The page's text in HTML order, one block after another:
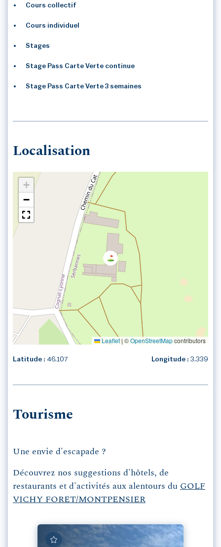
Cours collectif
Cours individuel
Stages
Stage Pass Carte Verte continue
Stage Pass Carte Verte 3 semaines
Localisation
+
−
Leaflet| ©OpenStreetMapcontributors
Latitude : 46.107 Longitude : 3.339
Tourisme
Une envie d'escapade ?
Découvrez nos suggestions d'hôtels, de
restaurants et d'activités aux alentours du GOLF
VICHY FORET/MONTPENSIER